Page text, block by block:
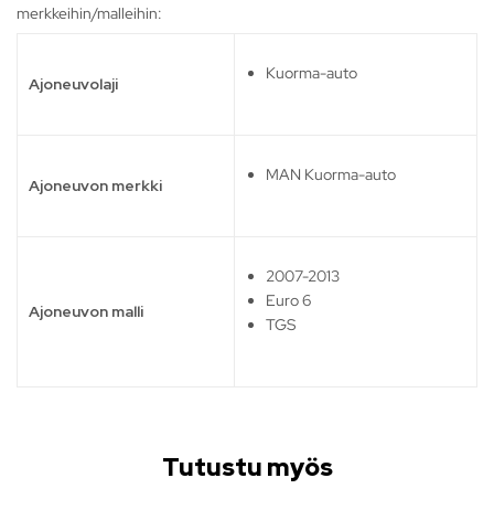
merkkeihin/malleihin:
Ajoneuvolaji
Kuorma-auto
Ajoneuvon merkki
MAN Kuorma-auto
Ajoneuvon malli
2007-2013
Euro 6
TGS
Tutustu myös